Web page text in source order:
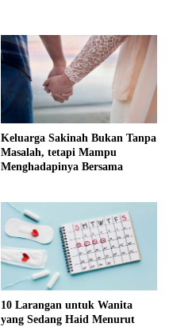
Keluarga Sakinah Bukan Tanpa
Masalah, tetapi Mampu
Menghadapinya Bersama
10 Larangan untuk Wanita
yang Sedang Haid Menurut